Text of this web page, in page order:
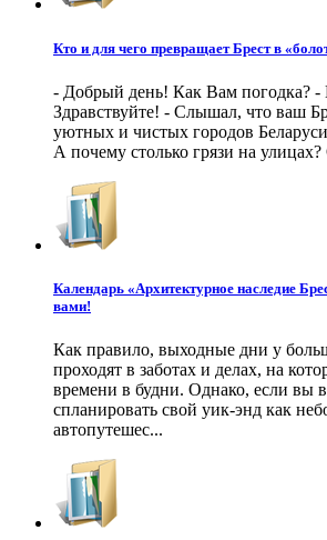
Кто и для чего превращает Брест в
- Добрый день! Как Вам погодка? -
Здравствуйте! - Слышал, что ваш
уютных и чистых городов
А почему столько грязи на улицах?
Календарь «Архитектурное наследие
вами!
Как правило, выходные дни у
проходят в заботах и делах, на
времени в будни. Однако, если вы
спланировать свой уик-энд как
автопутешес...